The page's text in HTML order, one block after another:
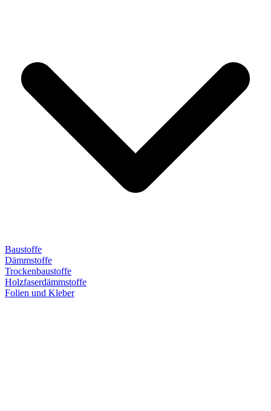
Baustoffe
Dämmstoffe
Trockenbaustoffe
Holzfaserdämmstoffe
Folien und Kleber